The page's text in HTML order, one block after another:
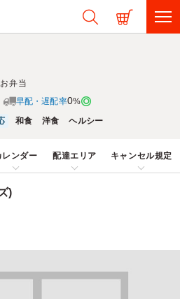
弁当
早配・遅配率0%
和食 洋食 ヘルシー
レンダー 配達エリア キャンセル規定
)